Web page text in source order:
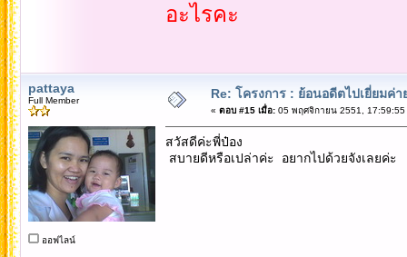
อะไรคะ
pattaya
Full Member
ออฟไลน์
Re: โครงการ : ย้อนอดีตไปเยี่ยมค่
« ตอบ #15 เมื่อ:05 พฤศจิกายน 2551, 17:59:55
สวัสดีค่ะพี่ป๋อง
สบายดีหรือเปล่าค่ะ อยากไปด้วยจังเลยค่ะ